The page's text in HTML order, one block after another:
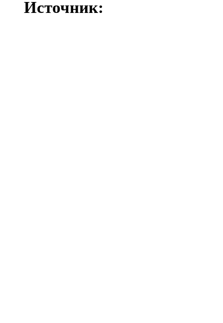
Источник: